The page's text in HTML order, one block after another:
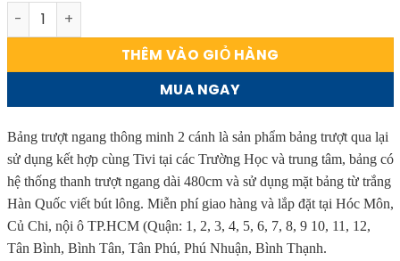
Bảng trượt ngang thông minh 2 cánh viết bút lông từ Hàn
THÊM VÀO GIỎ HÀNG
MUA NGAY
Bảng trượt ngang thông minh 2 cánh là sản phẩm bảng trượt qua lại
sử dụng kết hợp cùng Tivi tại các Trường Học và trung tâm, bảng có
hệ thống thanh trượt ngang dài 480cm và sử dụng mặt bảng từ trắng
Hàn Quốc viết bút lông. Miễn phí giao hàng và lắp đặt tại Hóc Môn,
Củ Chi, nội ô TP.HCM (Quận: 1, 2, 3, 4, 5, 6, 7, 8, 9 10, 11, 12,
Tân Bình, Bình Tân, Tân Phú, Phú Nhuận, Bình Thạnh.